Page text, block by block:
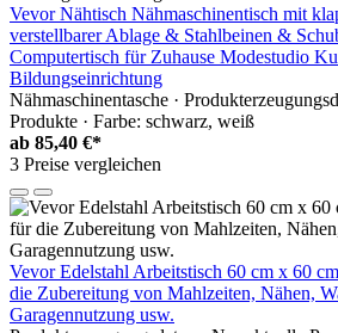
Vevor Nähtisch Nähmaschinentisch mit
verstellbarer Ablage & Stahlbeinen &
Computertisch für Zuhause Modestudio
Bildungseinrichtung
Nähmaschinentasche ·
Produkte · Farbe: schwarz, weiß
ab 85,40 €*
3 Preise vergleichen
Vevor Edelstahl Arbeitstisch 60 cm x 60
die Zubereitung von Mahlzeiten, Nähen,
Garagennutzung usw.